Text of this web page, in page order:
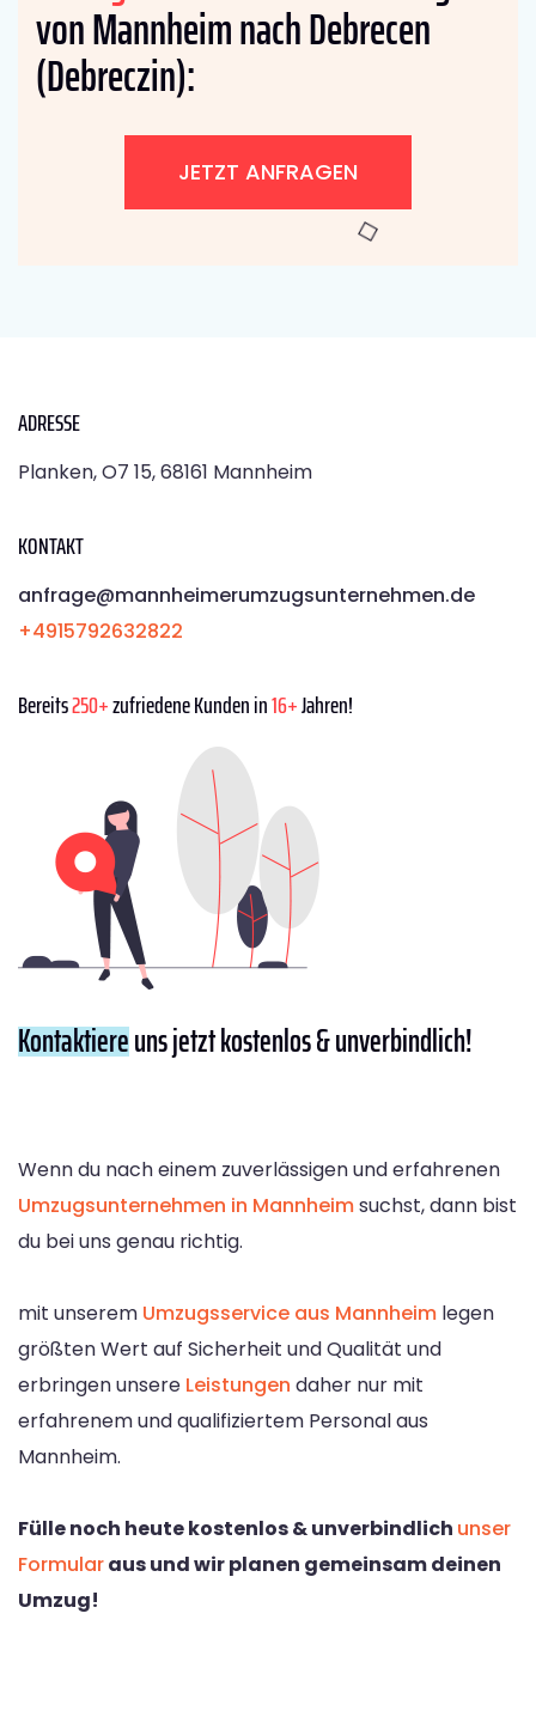
von Mannheim nach Debrecen
(Debreczin):
JETZT ANFRAGEN
ADRESSE
Planken, O7 15, 68161 Mannheim
KONTAKT
anfrage@mannheimerumzugsunternehmen.de
+4915792632822
Bereits250+zufriedene Kunden in16+Jahren!
Kontaktiereuns jetzt kostenlos & unverbindlich!
Wenn du nach einem zuverlässigen und erfahrenen
Umzugsunternehmen in Mannheimsuchst, dann bist
du bei uns genau richtig.
mit unserem Umzugsservice aus Mannheim legen
größten Wert auf Sicherheit und Qualität und
erbringen unsere Leistungen daher nur mit
erfahrenem und qualifiziertem Personal aus
Mannheim.
Fülle noch heute kostenlos & unverbindlich unser
Formularaus und wir planen gemeinsam deinen
Umzug!